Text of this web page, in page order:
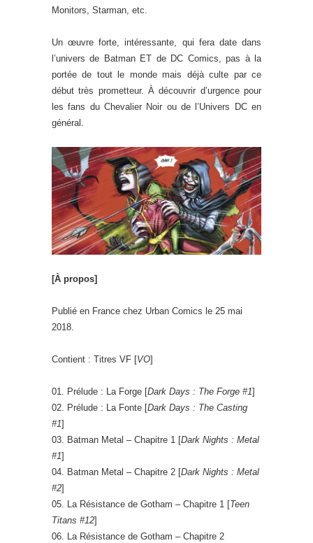
Monitors, Starman, etc.
Un œuvre forte, intéressante, qui fera date dans
l’univers de Batman ET de DC Comics, pas à la
portée de tout le monde mais déjà culte par ce
début très prometteur. À découvrir d’urgence pour
les fans du Chevalier Noir ou de l’Univers DC en
général.
[À propos]
Publié en France chez Urban Comics le 25 mai
2018.
Contient : Titres VF [VO]
01. Prélude : La Forge [Dark Days : The Forge #1]
02. Prélude : La Fonte [Dark Days : The Casting
#1]
03. Batman Metal – Chapitre 1 [Dark Nights : Metal
#1]
04. Batman Metal – Chapitre 2 [Dark Nights : Metal
#2]
05. La Résistance de Gotham – Chapitre 1 [Teen
Titans #12]
06. La Résistance de Gotham – Chapitre 2